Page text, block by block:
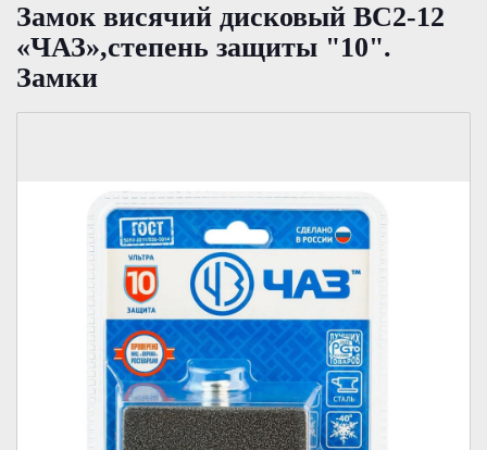
Замок висячий дисковый ВС2-12
«ЧАЗ»,степень защиты "10".
Замки